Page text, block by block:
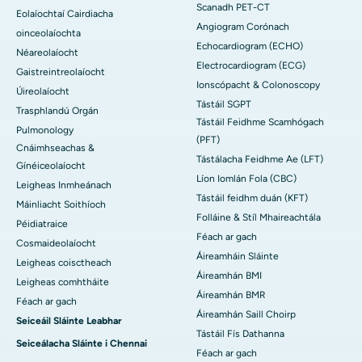
Eolaíochtaí Cairdiacha
oinceolaíochta
Néareolaíocht
Gaistreintreolaíocht
Úireolaíocht
Trasphlandú Orgán
Pulmonology
Cnáimhseachas &
Gínéiceolaíocht
Leigheas Inmheánach
Máinliacht Soithíoch
Péidiatraice
Cosmaideolaíocht
Leigheas coisctheach
Leigheas comhtháite
Féach ar gach
Seiceáil Sláinte Leabhar
Seiceálacha Sláinte i Chennai
Scanadh PET-CT
Angiogram Corónach
Echocardiogram (ECHO)
Electrocardiogram (ECG)
Ionscópacht & Colonoscopy
Tástáil SGPT
Tástáil Feidhme Scamhógach
(PFT)
Tástálacha Feidhme Ae (LFT)
Líon Iomlán Fola (CBC)
Tástáil feidhm duán (KFT)
Folláine & Stíl Mhaireachtála
Féach ar gach
Áireamháin Sláinte
Áireamhán BMI
Áireamhán BMR
Áireamhán Saill Choirp
Tástáil Fís Dathanna
Féach ar gach